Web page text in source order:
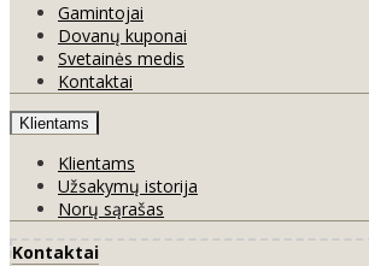
Gamintojai
Dovanų kuponai
Svetainės medis
Kontaktai
Klientams
Klientams
Užsakymų istorija
Norų sąrašas
Kontaktai